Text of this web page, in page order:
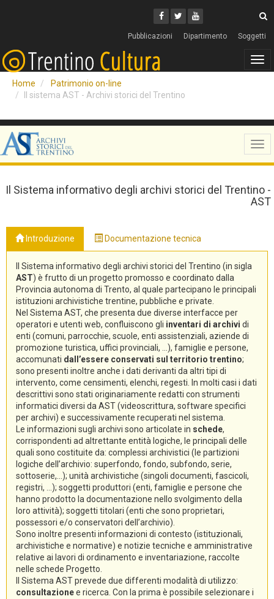
Facebook
Twitter
Youtube
Pubblicazioni Dipartimento Soggetti
Home
Patrimonio on-line
Il sistema AST - Archivi storici del Trentino
Il Sistema informativo degli archivi storici del Trentino -
AST
Introduzione Documentazione tecnica
Il Sistema informativo degli archivi storici del Trentino (in sigla
AST) è frutto di un progetto promosso e coordinato dalla
Provincia autonoma di Trento, al quale partecipano le principali
istituzioni archivistiche trentine, pubbliche e private.
Nel Sistema AST, che presenta due diverse interfacce per
operatori e utenti web, confluiscono gli inventari di archivi di
enti (comuni, parrocchie, scuole, enti assistenziali, aziende di
promozione turistica, uffici provinciali, ...), famiglie e persone,
accomunati dall’essere conservati sul territorio trentino;
sono presenti inoltre anche i dati derivanti da altri tipi di
intervento, come censimenti, elenchi, regesti. In molti casi i dati
descrittivi sono stati originariamente redatti con strumenti
informatici diversi da AST (videoscrittura, software specifici
per archivi) e successivamente recuperati nel sistema.
Le informazioni sugli archivi sono articolate in schede,
corrispondenti ad altrettante entità logiche, le principali delle
quali sono costituite da: complessi archivistici (le partizioni
logiche dell’archivio: superfondo, fondo, subfondo, serie,
sottoserie,...); unità archivistiche (singoli documenti, fascicoli,
registri, ...); soggetti produttori (enti, famiglie e persone che
hanno prodotto la documentazione nello svolgimento della
loro attività); soggetti titolari (enti che sono proprietari,
possessori e/o conservatori dell’archivio).
Sono inoltre presenti informazioni di contesto (istituzionali,
archivistiche e normative) e notizie tecniche e amministrative
relative ai lavori di ordinamento e inventariazione, raccolte
nelle schede Progetto.
Il Sistema AST prevede due differenti modalità di utilizzo:
consultazionee ricerca. Con la prima è possibile selezionare i